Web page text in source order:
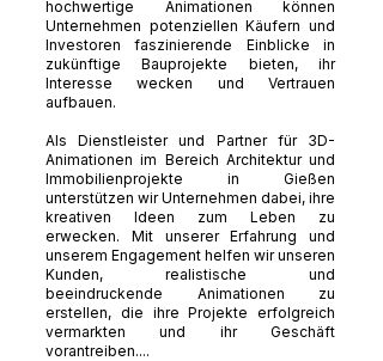
hochwertige Animationen können
Unternehmen potenziellen Käufern und
Investoren faszinierende Einblicke in
zukünftige Bauprojekte bieten, ihr
Interesse wecken und Vertrauen
aufbauen.
Als Dienstleister und Partner für 3D-
Animationen im Bereich Architektur und
Immobilienprojekte in Gießen
unterstützen wir Unternehmen dabei, ihre
kreativen Ideen zum Leben zu
erwecken. Mit unserer Erfahrung und
unserem Engagement helfen wir unseren
Kunden, realistische und
beeindruckende Animationen zu
erstellen, die ihre Projekte erfolgreich
vermarkten und ihr Geschäft
vorantreiben....